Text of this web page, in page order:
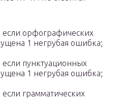
если орфографических
1 негрубая ошибка;
если пунктуационных
1 негрубая ошибка;
если грамматических